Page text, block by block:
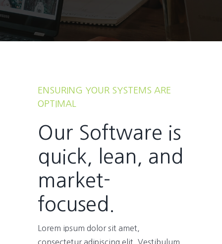
ENSURING YOUR SYSTEMS ARE
OPTIMAL
Our Software is
quick, lean, and
market-
focused.
Lorem ipsum dolor sit amet,
consectetur adipiscing elit. Vestibulum